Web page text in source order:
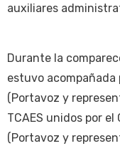
auxiliares
Durante la
estuvo acompañada
(Portavoz y
TCAES unidos por el
(Portavoz y